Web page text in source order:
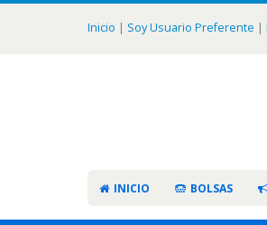
Inicio | Soy Usuario Preferente |
INICIO BOLSAS